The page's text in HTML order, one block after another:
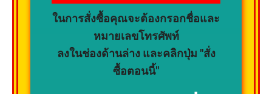
ในการสั่งซื้อคุณจะต้องกรอกชื่อและ
หมายเลขโทรศัพท์
ลงในช่องด้านล่าง และคลิกปุ่ม "สั่ง
ซื้อตอนนี้"